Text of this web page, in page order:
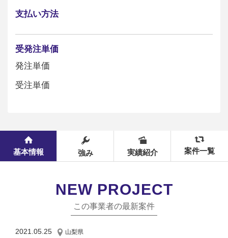
支払い方法
受発注単価
発注単価
受注単価
基本情報 強み 実績紹介 案件一覧
NEW PROJECT
この事業者の最新案件
2021.05.25 山梨県